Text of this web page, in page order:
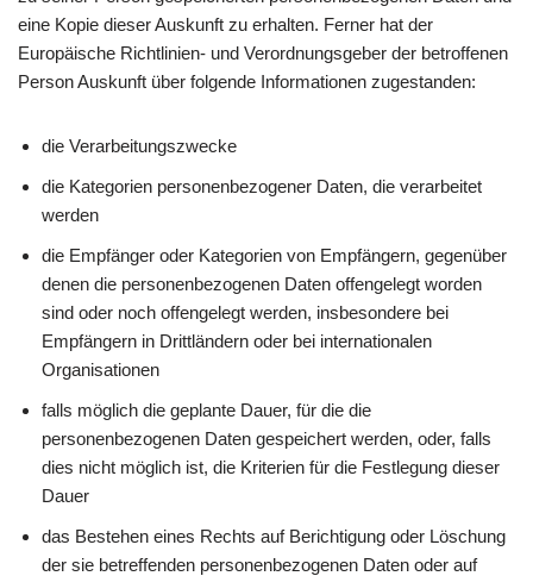
eine Kopie dieser Auskunft zu erhalten. Ferner hat der
Europäische Richtlinien- und Verordnungsgeber der betroffenen
Person Auskunft über folgende Informationen zugestanden:
die Verarbeitungszwecke
die Kategorien personenbezogener Daten, die verarbeitet
werden
die Empfänger oder Kategorien von Empfängern, gegenüber
denen die personenbezogenen Daten offengelegt worden
sind oder noch offengelegt werden, insbesondere bei
Empfängern in Drittländern oder bei internationalen
Organisationen
falls möglich die geplante Dauer, für die die
personenbezogenen Daten gespeichert werden, oder, falls
dies nicht möglich ist, die Kriterien für die Festlegung dieser
Dauer
das Bestehen eines Rechts auf Berichtigung oder Löschung
der sie betreffenden personenbezogenen Daten oder auf